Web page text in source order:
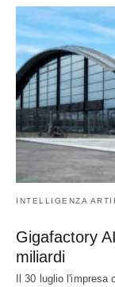
INTELLIGENZA
Gigafactory
miliardi
Il 30 luglio